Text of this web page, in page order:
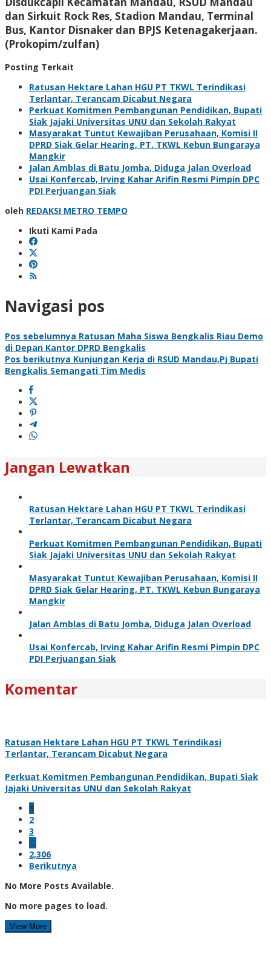
dan Sirkuit Rock Res, Stadion Mandau, Terminal
Bus, Kantor Disnaker dan BPJS Ketenagakerjaan.
(Prokopim/zulfan)
Posting Terkait
Ratusan Hektare Lahan HGU PT TKWL Terindikasi
Terlantar, Terancam Dicabut Negara
Perkuat Komitmen Pembangunan Pendidikan, Bupati
Siak Jajaki Universitas UNU dan Sekolah Rakyat
Masyarakat Tuntut Kewajiban Perusahaan, Komisi II
DPRD Siak Gelar Hearing, PT. TKWL Kebun Bungaraya
Mangkir
Jalan Amblas di Batu Jomba, Diduga Jalan Overload
Usai Konfercab, Irving Kahar Arifin Resmi Pimpin DPC
PDI Perjuangan Siak
oleh REDAKSI METRO TEMPO
Ikuti Kami Pada
Navigasi pos
Pos sebelumnya Ratusan Maha Siswa Bengkalis Riau Demo
di Depan Kantor DPRD Bengkalis
Pos berikutnya Kunjungan Kerja di RSUD Mandau,Pj Bupati
Bengkalis Semangati Tim Medis
Jangan Lewatkan
Ratusan Hektare Lahan HGU PT TKWL Terindikasi
Terlantar, Terancam Dicabut Negara
Perkuat Komitmen Pembangunan Pendidikan, Bupati
Siak Jajaki Universitas UNU dan Sekolah Rakyat
Masyarakat Tuntut Kewajiban Perusahaan, Komisi II
DPRD Siak Gelar Hearing, PT. TKWL Kebun Bungaraya
Mangkir
Jalan Amblas di Batu Jomba, Diduga Jalan Overload
Usai Konfercab, Irving Kahar Arifin Resmi Pimpin DPC
PDI Perjuangan Siak
Komentar
Ratusan Hektare Lahan HGU PT TKWL Terindikasi
Terlantar, Terancam Dicabut Negara
Perkuat Komitmen Pembangunan Pendidikan, Bupati Siak
Jajaki Universitas UNU dan Sekolah Rakyat
1
2
3
…
2,306
Berikutnya
No More Posts Available.
No more pages to load.
View More